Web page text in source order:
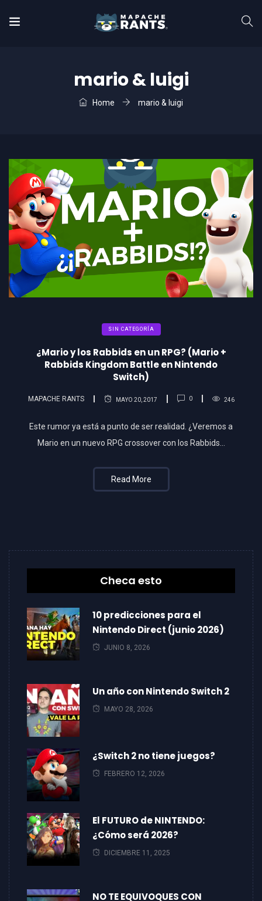
mario & luigi
Home mario & luigi
SIN CATEGORÍA
¿Mario y los Rabbids en un RPG? (Mario +
Rabbids Kingdom Battle en Nintendo
Switch)
MAPACHE RANTS MAYO 20, 2017 0 246
Este rumor ya está a punto de ser realidad. ¿Veremos a
Mario en un nuevo RPG crossover con los Rabbids…
Read More
Checa esto
10 predicciones para el
Nintendo Direct (junio 2026)
JUNIO 8, 2026
Un año con Nintendo Switch 2
MAYO 28, 2026
¿Switch 2 no tiene juegos?
FEBRERO 12, 2026
El FUTURO de NINTENDO:
¿Cómo será 2026?
DICIEMBRE 11, 2025
NO TE EQUIVOQUES CON